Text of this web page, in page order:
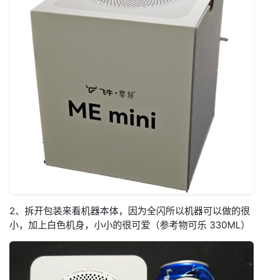
2、拆开包装来看机器本体，因为全闪所以机器可以做的很
小，加上白色机身，小小的很可爱（参考物可乐 330ML）